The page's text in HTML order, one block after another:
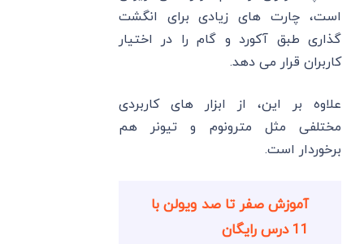
است، چارت های زیادی برای انگشت
گذاری طبق آکورد و گام را در اختیار
کاربران قرار می دهد.
علاوه بر این، از ابزار های کاربردی
مختلفی مثل مترونوم و تیونر هم
برخوردار است.
آموزش صفر تا صد ویولن با
11 درس رایگان